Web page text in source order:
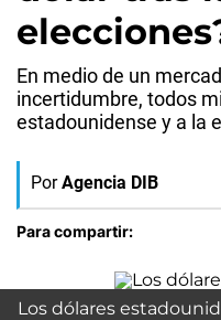
En medio de un
incertidumbre, todos
estadounidense y a la
Por Agencia DIB
Para compartir:
Los dólares